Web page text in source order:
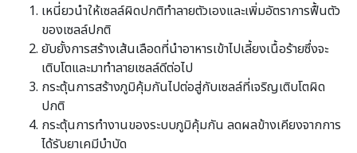
เหนี่ยวนำให้เซลล์ผิดปกติทำลายตัวเองและเพิ่มอัตราการฟื้นตัว
ของเซลล์ปกติ
ยับยั้งการสร้างเส้นเลือดที่นำอาหารเข้าไปเลี้ยงเนื้อร้ายซึ่งจะ
เติบโตและมาทำลายเซลล์ดีต่อไป
กระตุ้นการสร้างภูมิคุ้มกันไปต่อสู่กับเซลล์ที่เจริญเติบโตผิด
ปกติ
กระตุ้นการทำงานของระบบภูมิคุ้มกัน ลดผลข้างเคียงจากการ
ได้รับยาเคมีบำบัด